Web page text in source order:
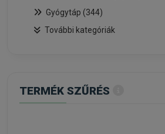
Gyógytáp (344)
További kategóriák
TERMÉK SZŰRÉS